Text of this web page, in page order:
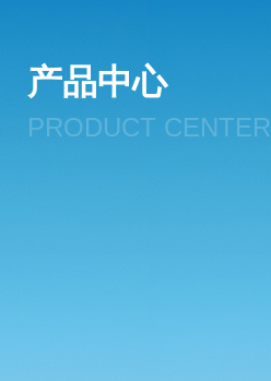
产品中心
PRODUCT CENTER